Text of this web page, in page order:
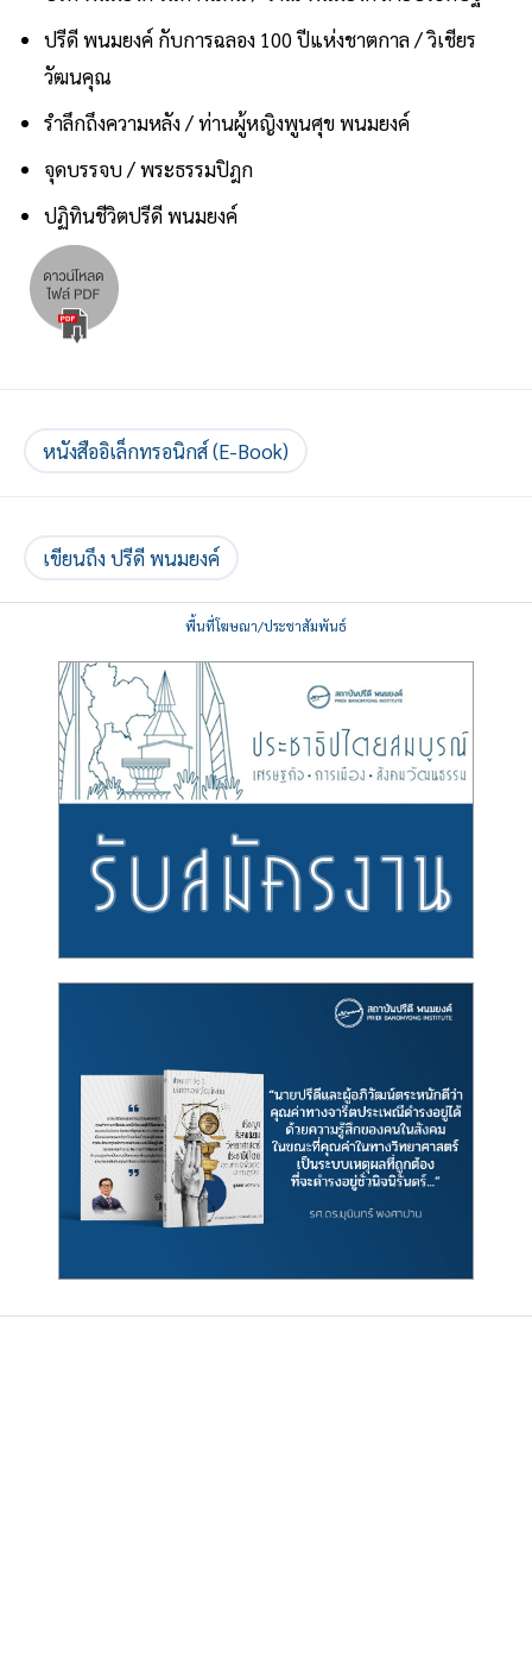
ปรีดี พนมยงค์ กับการฉลอง 100 ปีแห่งชาตกาล / วิเชียร
วัฒนคุณ
รำลึกถึงความหลัง / ท่านผู้หญิงพูนศุข พนมยงค์
จุดบรรจบ / พระธรรมปิฎก
ปฏิทินชีวิตปรีดี พนมยงค์
หนังสืออิเล็กทรอนิกส์ (E-Book)
เขียนถึง ปรีดี พนมยงค์
พื้นที่โฆษณา/ประชาสัมพันธ์